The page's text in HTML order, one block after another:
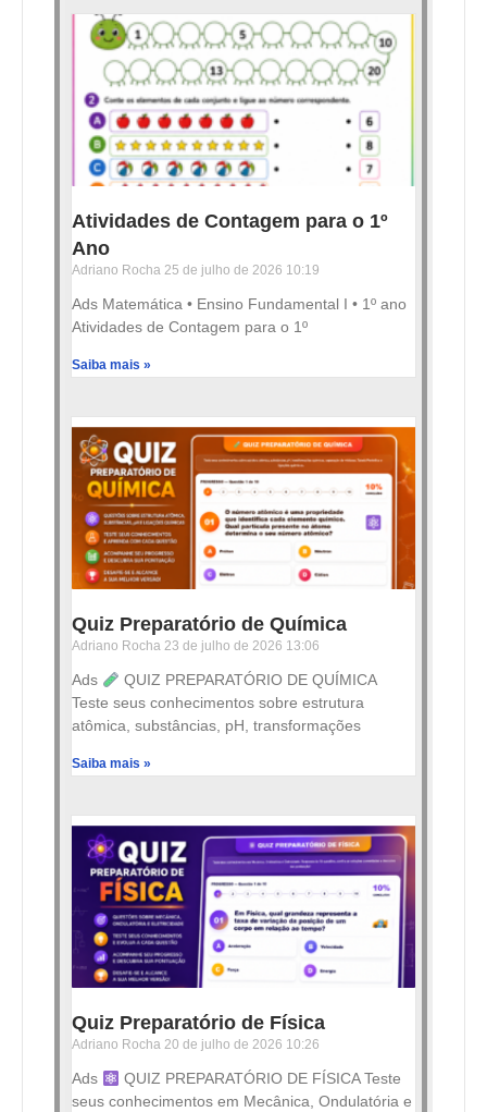
Atividades de Contagem para o 1º
Ano
Adriano Rocha 25 de julho de 2026 10:19
Ads Matemática • Ensino Fundamental I • 1º ano
Atividades de Contagem para o 1º
Saiba mais »
Quiz Preparatório de Química
Adriano Rocha 23 de julho de 2026 13:06
Ads
QUIZ PREPARATÓRIO DE QUÍMICA
Teste seus conhecimentos sobre estrutura
atômica, substâncias, pH, transformações
Saiba mais »
Quiz Preparatório de Física
Adriano Rocha 20 de julho de 2026 10:26
Ads
QUIZ PREPARATÓRIO DE FÍSICA Teste
seus conhecimentos em Mecânica, Ondulatória e